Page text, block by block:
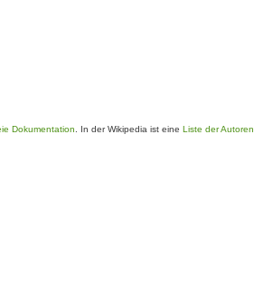
Dokumentation . In der Wikipedia ist eine Liste der Autoren